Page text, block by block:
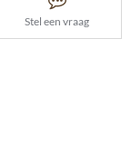
Stel een vraag